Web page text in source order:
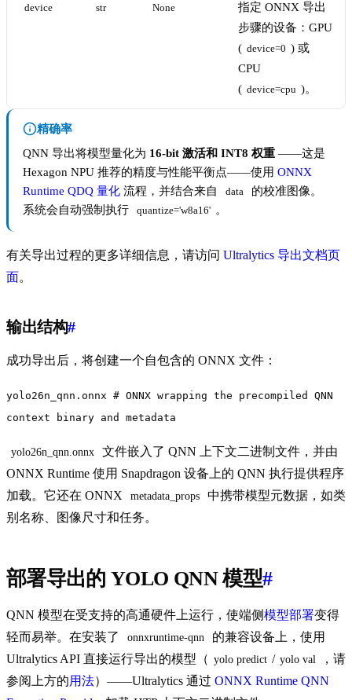
device str None
指定 ONNX 导出
步骤的设备：GPU
( device=0 ) 或
CPU
( device=cpu )。
精确率
QNN 导出将模型量化为 16-bit 激活和 INT8 权重 ——这是
Hexagon NPU 推荐的精度与性能平衡点——使用 ONNX
Runtime QDQ 量化 流程，并结合来自 data
的校准图像。
系统会自动强制执行
quantize='w8a16' 。
有关导出过程的更多详细信息，请访问 Ultralytics 导出文档页
面。
输出结构#
成功导出后，将创建一个自包含的 ONNX 文件：
yolo26n_qnn.onnx # ONNX wrapping the precompiled QNN
context binary and metadata
yolo26n_qnn.onnx
文件嵌入了 QNN 上下文二进制文件，并由
ONNX Runtime 使用 Snapdragon 设备上的 QNN 执行提供程序
加载。它还在 ONNX
metadata_props
中携带模型元数据，如类
别名称、图像尺寸和任务。
部署导出的 YOLO QNN 模型#
QNN 模型在受支持的高通硬件上运行，使端侧模型部署变得
轻而易举。在安装了
onnxruntime-qnn
的兼容设备上，使用
Ultralytics API 直接运行导出的模型（ yolo predict / yolo val
，请
参阅上方的用法）——Ultralytics 通过 ONNX Runtime QNN